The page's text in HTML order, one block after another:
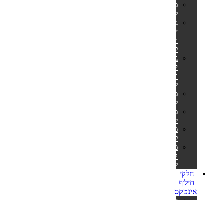
מזרונים
למים
גלגלי
ים
ואבובים
לבוגרים
גלגלי
ים
ואבובים
לילדים
מצופים
לילדים
משחקים
לבריכה
משאבות
לניפוח
מזרוני
קמפינג
לאירוח
חלקי
חילוף
אינטקס